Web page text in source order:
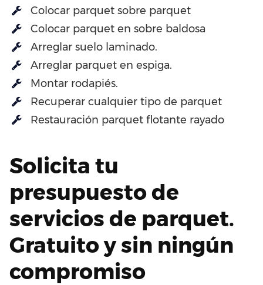
Colocar parquet sobre parquet
Colocar parquet en sobre baldosa
Arreglar suelo laminado.
Arreglar parquet en espiga.
Montar rodapiés.
Recuperar cualquier tipo de parquet
Restauración parquet flotante rayado
Solicita tu
presupuesto de
servicios de parquet.
Gratuito y sin ningún
compromiso